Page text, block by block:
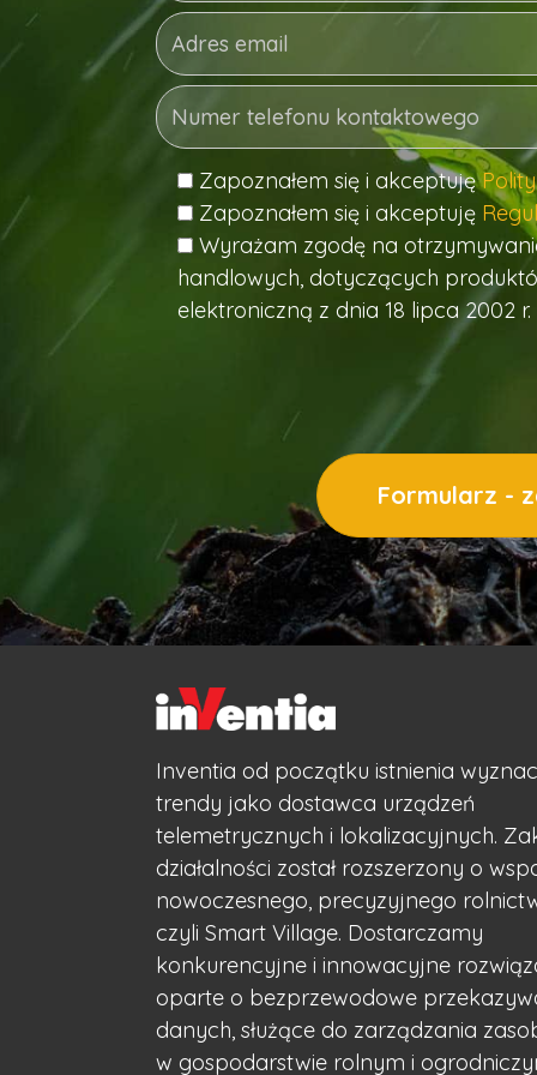
Zapoznałem się i akceptuję
Zapoznałem się i akceptuję
Wyrażam zgodę na
handlowych, dotyczących
elektroniczną z dnia 18 lipca 2002 r.
Formularz -
Inventia od początku istnienia
trendy jako dostawca urządzeń
telemetrycznych i lokalizacyjnych.
działalności został rozszerzony o
nowoczesnego, precyzyjnego
czyli Smart Village. Dostarczamy
konkurencyjne i innowacyjne
oparte o bezprzewodowe
danych, służące do zarządzania
w gospodarstwie rolnym i